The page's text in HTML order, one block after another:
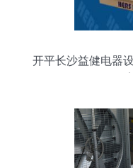
开平长沙益健电器